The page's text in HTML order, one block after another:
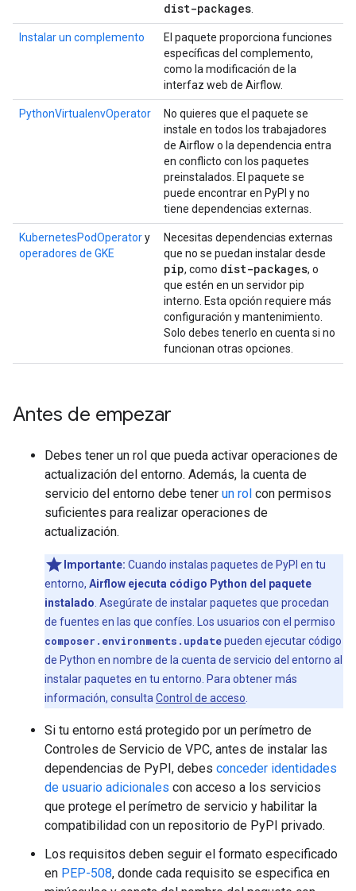
dist-packages
Instalar un complemento
El paquete proporciona funciones
específicas del complemento,
como la modificación de la
interfaz web de Airflow.
PythonVirtualenvOperator
No quieres que el paquete se
instale en todos los trabajadores
de Airflow o la dependencia entra
en conflicto con los paquetes
preinstalados. El paquete se
puede encontrar en PyPI y no
tiene dependencias externas.
KubernetesPodOperatory
operadores de GKE
Necesitas dependencias externas
que no se puedan instalar desde
pip, como dist-packages, o
que estén en un servidor pip
interno. Esta opción requiere más
configuración y mantenimiento.
Solo debes tenerlo en cuenta si no
funcionan otras opciones.
Antes de empezar
Debes tener un rol que pueda activar operaciones de
actualización del entorno. Además, la cuenta de
servicio del entorno debe tener un rol con permisos
suficientes para realizar operaciones de
actualización.
Importante: Cuando instalas paquetes de PyPI en tu
entorno, Airflow ejecuta código Python del paquete
instalado . Asegúrate de instalar paquetes que procedan
de fuentes en las que confíes. Los usuarios con el permiso
composer.environments.updatepueden ejecutar código
de Python en nombre de la cuenta de servicio del entorno al
instalar paquetes en tu entorno. Para obtener más
información, consulta Control de acceso
Si tu entorno está protegido por un perímetro de
Controles de Servicio de VPC, antes de instalar las
dependencias de PyPI, debes conceder identidades
de usuario adicionales con acceso a los servicios
que protege el perímetro de servicio y habilitar la
compatibilidad con un repositorio de PyPI privado.
Los requisitos deben seguir el formato especificado
en PEP-508, donde cada requisito se especifica en